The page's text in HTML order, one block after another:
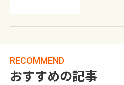
RECOMMEND
おすすめの記事